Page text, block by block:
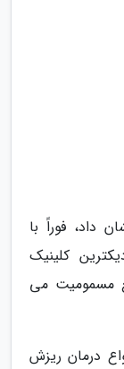
داد، فوراً با
کلینیک
مسمومیت می
درمان ریزش